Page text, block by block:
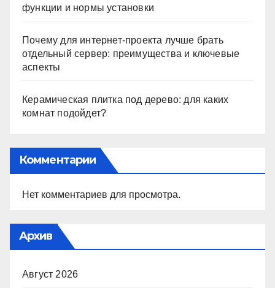
функции и нормы установки
Почему для интернет-проекта лучше брать
отдельный сервер: преимущества и ключевые
аспекты
Керамическая плитка под дерево: для каких
комнат подойдет?
Комментарии
Нет комментариев для просмотра.
Архив
Август 2026